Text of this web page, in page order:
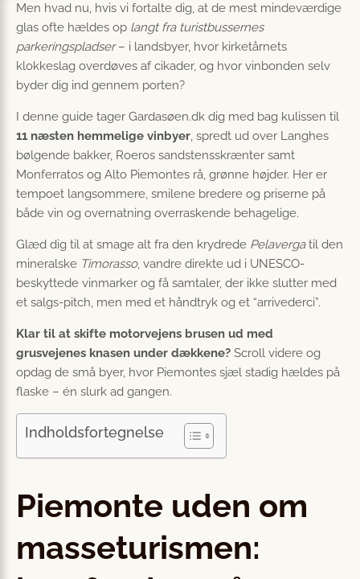
Men hvad nu, hvis vi fortalte dig, at de mest mindeværdige
glas ofte hældes op langt fra turistbussernes
parkeringspladser– i landsbyer, hvor kirketårnets
klokkeslag overdøves af cikader, og hvor vinbonden selv
byder dig ind gennem porten?
I denne guide tager Gardasøen.dk dig med bag kulissen til
11 næsten hemmelige vinbyer, spredt ud over Langhes
bølgende bakker, Roeros sandstensskrænter samt
Monferratos og Alto Piemontes rå, grønne højder. Her er
tempoet langsommere, smilene bredere og priserne på
både vin og overnatning overraskende behagelige.
Glæd dig til at smage alt fra den krydrede Pelavergatil den
mineralske Timorasso, vandre direkte ud i UNESCO-
beskyttede vinmarker og få samtaler, der ikke slutter med
et salgs-pitch, men med et håndtryk og et “arrivederci”.
Klar til at skifte motorvejens brusen ud med
grusvejenes knasen under dækkene? Scroll videre og
opdag de små byer, hvor Piemontes sjæl stadig hældes på
flaske – én slurk ad gangen.
Indholdsfortegnelse
Piemonte uden om
masseturismen: